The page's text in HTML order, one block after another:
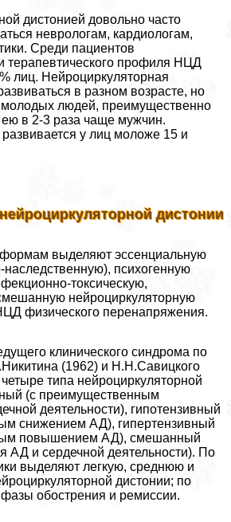
дистонией довольно часто
неврологам, кардиологам,
Среди пациентов
терапевтического профиля НЦД
лиц. Нейроциркуляторная
в разном возрасте, но
молодых людей, преимущественно
в 2-3 раза чаще мужчин.
у лиц моложе 15 и
дистонии
формам выделяют эссенциальную
наследственную), психогенную
токсическую,
нейроциркуляторную
физического перенапряжения.
клинического синдрома по
(1962) и Н.Н.Савицкого
типа нейроциркуляторной
(с преимущественным
деятельности), гипотензивный
снижением АД), гипертензивный
повышением АД), смешанный
АД и сердечной деятельности). По
выделяют легкую, среднюю и
дистонии; по
обострения и ремиссии.